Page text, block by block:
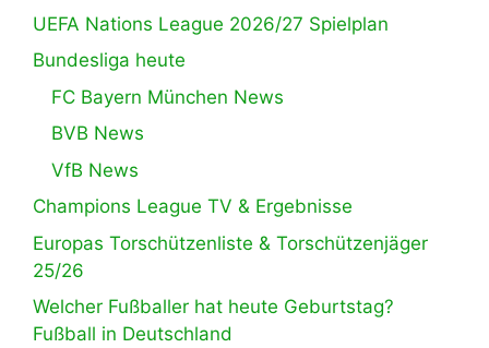
UEFA Nations League 2026/27 Spielplan
Bundesliga heute
FC Bayern München News
BVB News
VfB News
Champions League TV & Ergebnisse
Europas Torschützenliste & Torschützenjäger
25/26
Welcher Fußballer hat heute Geburtstag?
Fußball in Deutschland